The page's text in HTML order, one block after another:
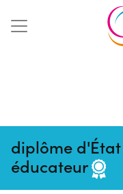
diplôme
éducateur
Pas de
ce moment